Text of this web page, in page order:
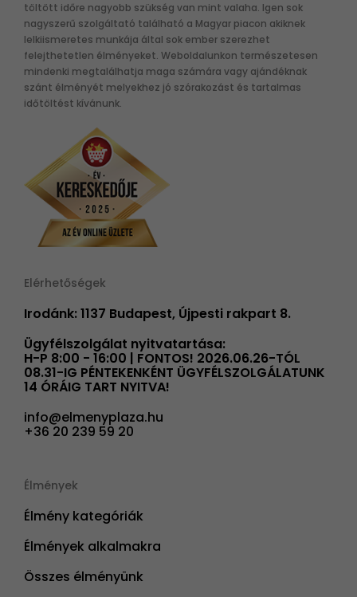
töltött időre nagyobb szükség van mint valaha. Igen sok
nagyszerű szolgáltató található a Magyar piacon akiknek
lelkiismeretes munkája által sok ember szerezhet
felejthetetlen élményeket. Weboldalunkon természetesen
mindenki megtalálhatja maga számára vagy ajándéknak
szánt élményét melyekhez jó szórakozást és tartalmas
időtöltést kívánunk.
Elérhetőségek
Irodánk: 1137 Budapest, Újpesti rakpart 8.
Ügyfélszolgálat nyitvatartása:
H-P 8:00 - 16:00 | FONTOS! 2026.06.26-TÓL
08.31-IG PÉNTEKENKÉNT ÜGYFÉLSZOLGÁLATUNK
14 ÓRÁIG TART NYITVA!
info@elmenyplaza.hu
+36 20 239 59 20
Élmények
Élmény kategóriák
Élmények alkalmakra
Összes élményünk